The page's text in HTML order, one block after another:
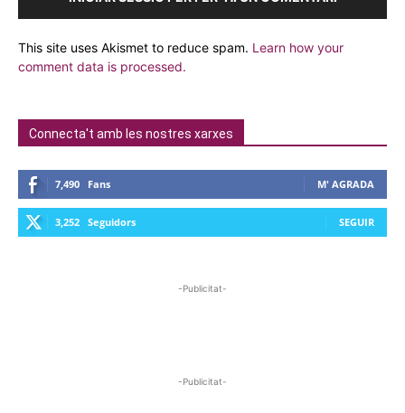
This site uses Akismet to reduce spam. Learn how your
comment data is processed.
Connecta't amb les nostres xarxes
7,490 Fans M' AGRADA
3,252 Seguidors SEGUIR
-Publicitat-
-Publicitat-